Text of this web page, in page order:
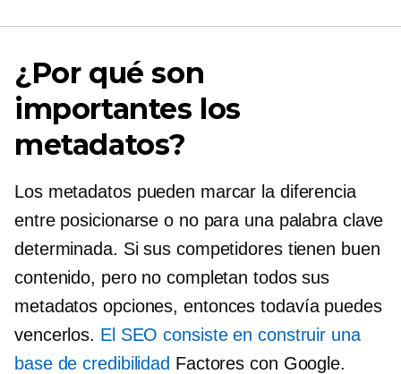
¿Por qué son
importantes los
metadatos?
Los metadatos pueden marcar la diferencia
entre posicionarse o no para una palabra clave
determinada. Si sus competidores tienen buen
contenido, pero no completan todos sus
metadatos opciones, entonces todavía puedes
vencerlos. El SEO consiste en construir una
base de credibilidad Factores con Google.